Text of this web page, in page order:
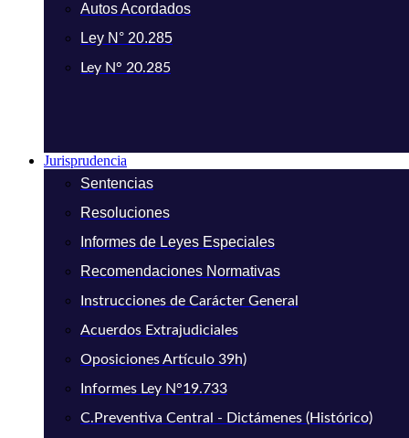
Autos Acordados
Ley N° 20.285
Ley N° 20.285
Jurisprudencia
Sentencias
Resoluciones
Informes de Leyes Especiales
Recomendaciones Normativas
Instrucciones de Carácter General
Acuerdos Extrajudiciales
Oposiciones Artículo 39h)
Informes Ley N°19.733
C.Preventiva Central - Dictámenes (Histórico)